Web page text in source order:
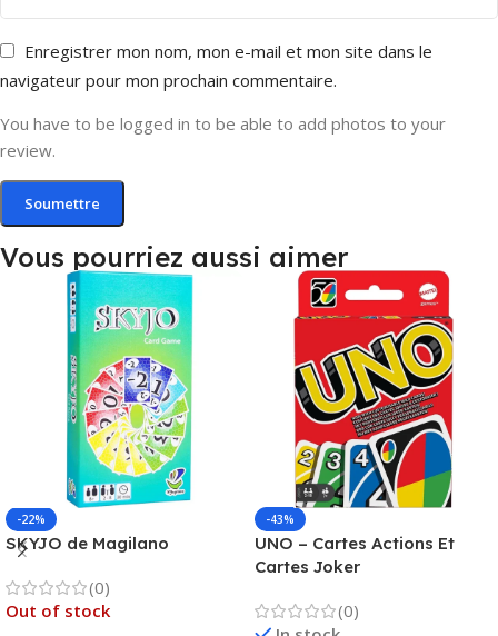
Enregistrer mon nom, mon e-mail et mon site dans le
navigateur pour mon prochain commentaire.
You have to be logged in to be able to add photos to your
review.
Vous pourriez aussi aimer
-22%
SKYJO de Magilano
(0)
Out of stock
-43%
UNO – Cartes Actions Et
Cartes Joker
(0)